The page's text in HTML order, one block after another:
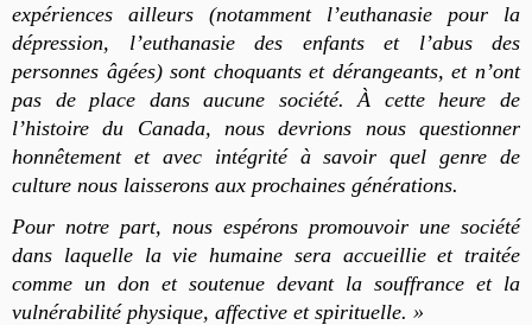
expériences ailleurs (notamment l’euthanasie pour la
dépression, l’euthanasie des enfants et l’abus des
personnes âgées) sont choquants et dérangeants, et n’ont
pas de place dans aucune société. À cette heure de
l’histoire du Canada, nous devrions nous questionner
honnêtement et avec intégrité à savoir quel genre de
culture nous laisserons aux prochaines générations.
Pour notre part, nous espérons promouvoir une société
dans laquelle la vie humaine sera accueillie et traitée
comme un don et soutenue devant la souffrance et la
vulnérabilité physique, affective et spirituelle. »